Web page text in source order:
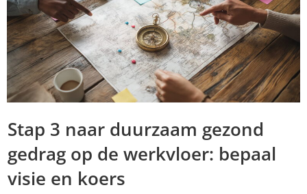
Stap 3 naar duurzaam gezond
gedrag op de werkvloer: bepaal
visie en koers